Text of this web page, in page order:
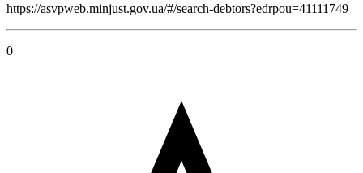
https://asvpweb.minjust.gov.ua/#/search-debtors?edrpou=41111749
0